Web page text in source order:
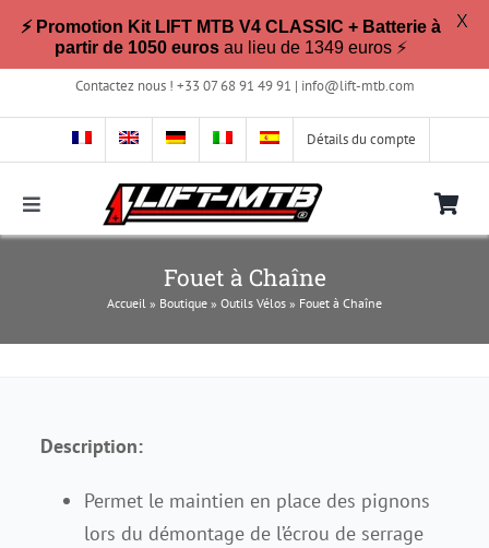
au
Contactez nous ! +33 07 68 91 49 91 | info@lift-mtb.com
Détails du compte
Toggle
Navigation
Fouet à Chaîne
Accueil » Boutique » Outils Vélos » Fouet à Chaîne
Description:
Permet le maintien en place des pignons
lors du démontage de l’écrou de serrage
⚡ Promotion Kit LIFT MTB V4 CLASSIC + Batterie à
partir de 1050 euros au lieu de 1349 euros ⚡
X